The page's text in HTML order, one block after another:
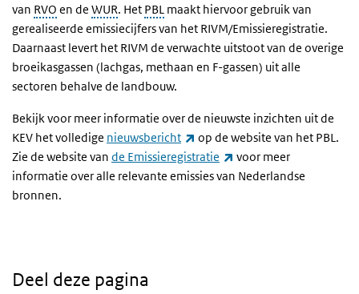
van RVO en de WUR. Het PBL maakt hiervoor gebruik van
gerealiseerde emissiecijfers van het RIVM/Emissieregistratie.
Daarnaast levert het RIVM de verwachte uitstoot van de overige
broeikasgassen (lachgas, methaan en F-gassen) uit alle
sectoren behalve de landbouw.
Bekijk voor meer informatie over de nieuwste inzichten uit de
KEV het volledige nieuwsbericht (externe link)
op de website van het PBL.
Zie de website van de Emissieregistratie (externe link)
voor meer
informatie over alle relevante emissies van Nederlandse
bronnen.
Deel deze pagina